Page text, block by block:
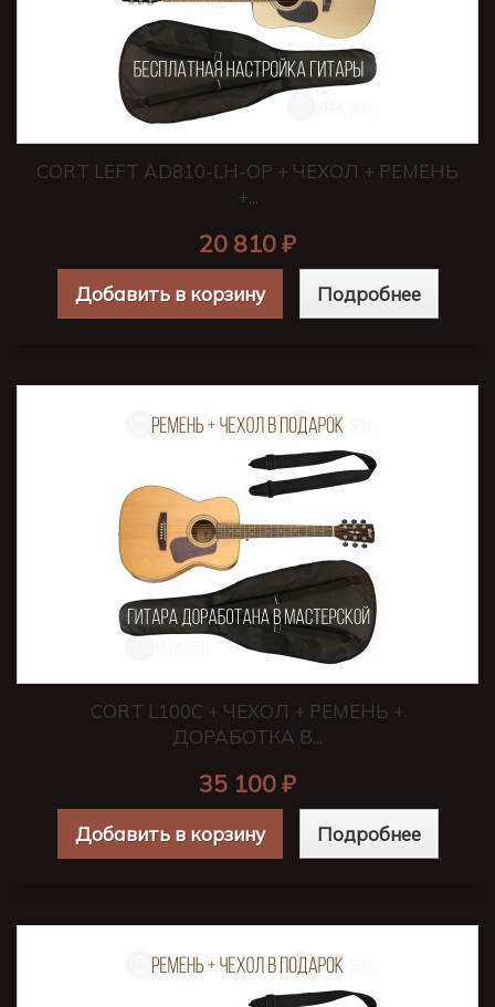
CORT LEFT AD810-LH-OP + ЧЕХОЛ + РЕМЕНЬ
+...
20 810 ₽
Добавить в корзину Подробнее
CORT L100C + ЧЕХОЛ + РЕМЕНЬ +
ДОРАБОТКА В...
35 100 ₽
Добавить в корзину Подробнее